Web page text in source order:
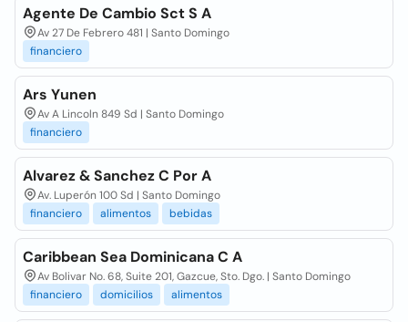
Agente De Cambio Sct S A
Av 27 De Febrero 481 | Santo Domingo
financiero
Ars Yunen
Av A Lincoln 849 Sd | Santo Domingo
financiero
Alvarez & Sanchez C Por A
Av. Luperón 100 Sd | Santo Domingo
financiero
alimentos bebidas
Caribbean Sea Dominicana C A
Av Bolivar No. 68, Suite 201, Gazcue, Sto. Dgo. | Santo Domingo
financiero
domicilios alimentos